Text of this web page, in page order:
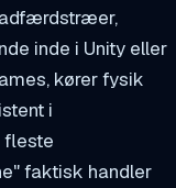
adfærdstræer,
inde i Unity eller
kører fysik
i
fleste
faktisk handler